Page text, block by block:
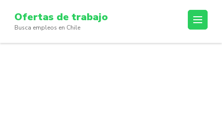
content
(Press
Ofertas de trabajo
Busca empleos en Chile